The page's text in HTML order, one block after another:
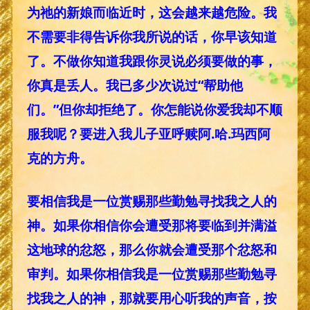
为祂的新娘而临近时，这会越来越危险。我
不需要非得告诉你我所说的话，你早该知道
了。不做你知道我跟你灵说必须要做的事，
你真是丢人。我已多少次说过“帮助他
们。”但你却拒绝了。你怎能说你爱我却不顺
服我呢？要进入我儿子亚呼赎阿.哈.玛西阿
克的方舟。
要相信我是一位赏赐那些勤勉寻找我之人的
神。如果你相信你会遭受那将要临到并满溢
这地球的忿怒，那么你就会遭受那个忿怒和
审判。如果你相信我是一位赏赐那些勤勉寻
找我之人的神，那就要用心听我的声音，按